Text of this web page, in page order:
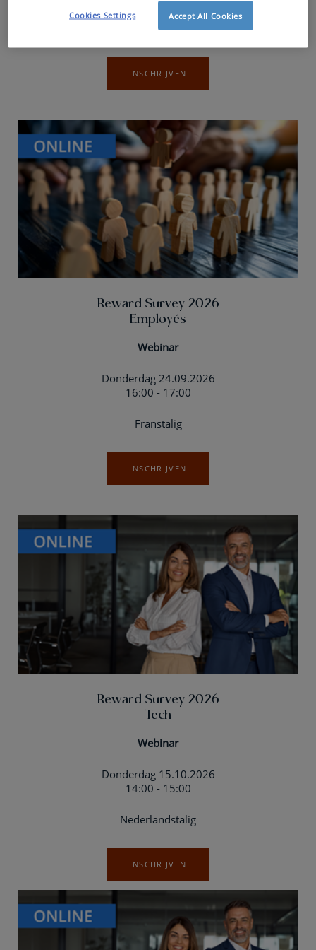
Nederlandstalig
INSCHRIJVEN
Reward Survey 2026
Employés
Webinar
Donderdag 24.09.2026
16:00 - 17:00
Franstalig
INSCHRIJVEN
Reward Survey 2026
Tech
Webinar
Donderdag 15.10.2026
14:00 - 15:00
Nederlandstalig
INSCHRIJVEN
Accept All Cookies
Cookies Settings